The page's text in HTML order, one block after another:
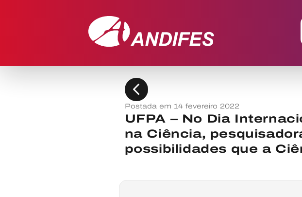
chevron_left
Postada em 14 fevereiro 2022
UFPA – No Dia
na Ciência,
possibilidades que a